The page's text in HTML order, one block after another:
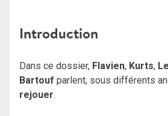
Introduction
Dans ce dossier, Flavien, Kurts,
Bartouf parlent, sous différents
rejouer.